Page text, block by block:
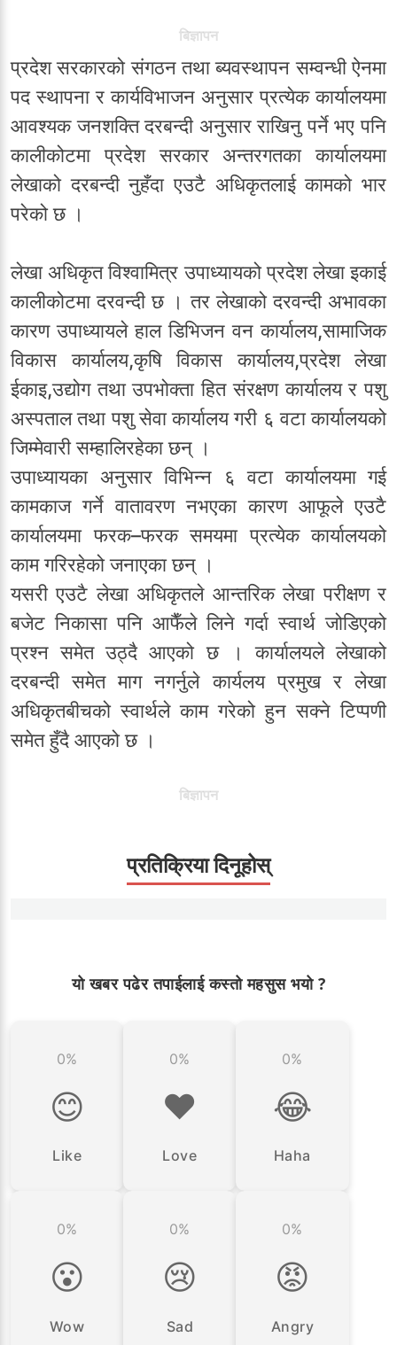
बिज्ञापन
प्रदेश सरकारको संगठन तथा ब्यवस्थापन सम्वन्धी ऐनमा
पद स्थापना र कार्यविभाजन अनुसार प्रत्येक कार्यालयमा
आवश्यक जनशक्ति दरबन्दी अनुसार राखिनु पर्ने भए पनि
कालीकोटमा प्रदेश सरकार अन्तरगतका कार्यालयमा
लेखाको दरबन्दी नुहँदा एउटै अधिकृतलाई कामको भार
परेको छ ।
लेखा अधिकृत विश्वामित्र उपाध्यायको प्रदेश लेखा इकाई
कालीकोटमा दरवन्दी छ । तर लेखाको दरवन्दी अभावका
कारण उपाध्यायले हाल डिभिजन वन कार्यालय,सामाजिक
विकास कार्यालय,कृषि विकास कार्यालय,प्रदेश लेखा
ईकाइ,उद्योग तथा उपभोक्ता हित संरक्षण कार्यालय र पशु
अस्पताल तथा पशु सेवा कार्यालय गरी ६ वटा कार्यालयको
जिम्मेवारी सम्हालिरहेका छन् ।
उपाध्यायका अनुसार विभिन्न ६ वटा कार्यालयमा गई
कामकाज गर्ने वातावरण नभएका कारण आफूले एउटै
कार्यालयमा फरक–फरक समयमा प्रत्येक कार्यालयको
काम गरिरहेको जनाएका छन् ।
यसरी एउटै लेखा अधिकृतले आन्तरिक लेखा परीक्षण र
बजेट निकासा पनि आफैँले लिने गर्दा स्वार्थ जोडिएको
प्रश्न समेत उठ्दै आएको छ । कार्यालयले लेखाको
दरबन्दी समेत माग नगर्नुले कार्यलय प्रमुख र लेखा
अधिकृतबीचको स्वार्थले काम गरेको हुन सक्ने टिप्पणी
समेत हुँदै आएको छ ।
बिज्ञापन
प्रतिक्रिया दिनूहोस्
यो खबर पढेर तपाईलाई कस्तो महसुस भयो ?
0%
😊
Like
0%
❤️
Love
0%
😂
Haha
0%
😮
Wow
0%
😢
Sad
0%
😡
Angry